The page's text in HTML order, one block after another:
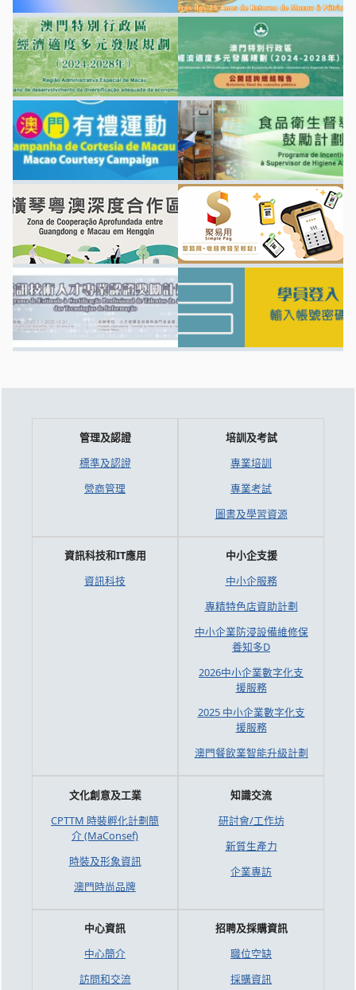
管理及認證
標準及認證
營商管理
培訓及考試
專業培訓
專業考試
圖書及學習資源
資訊科技和IT應用
資訊科技
中小企支援
中小企服務
專精特色店資助計劃
中小企業防浸設備維修保
養知多D
2026中小企業數字化支
援服務
2025 中小企業數字化支
援服務
澳門餐飲業智能升級計劃
文化創意及工業
CPTTM 時裝孵化計劃簡
介 (MaConsef)
時裝及形象資訊
澳門時尚品牌
知識交流
研討會/工作坊
新質生產力
企業專訪
中心資訊
中心簡介
訪問和交流
招聘及採購資訊
職位空缺
採購資訊